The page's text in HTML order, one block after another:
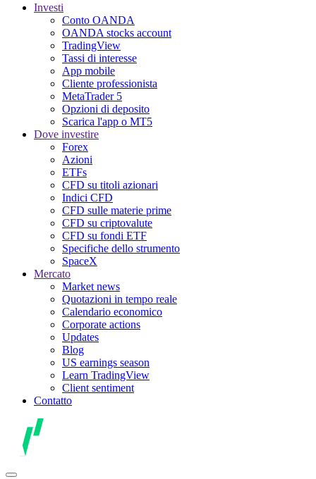
Investi
Conto OANDA
OANDA stocks account
TradingView
Tassi di interesse
App mobile
Cliente professionista
MetaTrader 5
Opzioni di deposito
Scarica l'app o MT5
Dove investire
Forex
Azioni
ETFs
CFD su titoli azionari
Indici CFD
CFD sulle materie prime
CFD su criptovalute
CFD su fondi ETF
Specifiche dello strumento
SpaceX
Mercato
Market news
Quotazioni in tempo reale
Calendario economico
Corporate actions
Updates
Blog
US earnings season
Learn TradingView
Client sentiment
Contatto